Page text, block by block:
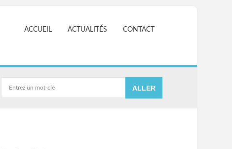
ACCUEIL ACTUALITÉS CONTACT